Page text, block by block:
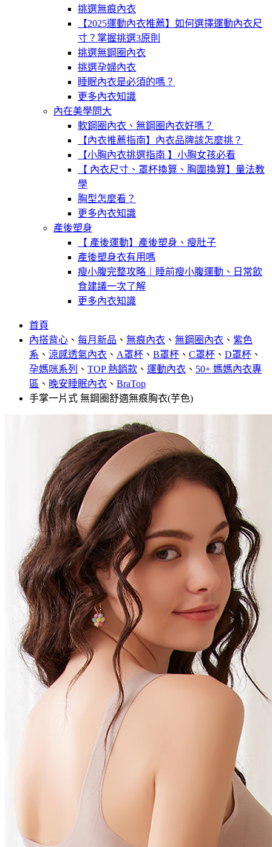
挑選無痕內衣
【2025運動內衣推薦】如何選擇運動內衣尺
寸？掌握挑選3原則
挑選無鋼圈內衣
挑選孕婦內衣
睡眠內衣是必須的嗎？
更多內衣知識
內在美學問大
軟鋼圈內衣、無鋼圈內衣好嗎？
【內衣推薦指南】內衣品牌該怎麼挑？
【小胸內衣挑選指南 】小胸女孩必看
【 內衣尺寸、罩杯換算、胸圍換算】量法教
學
胸型怎麼看？
更多內衣知識
產後塑身
【 產後運動】產後塑身、瘦肚子
產後塑身衣有用嗎
瘦小腹完整攻略｜睡前瘦小腹運動、日常飲
食建議一次了解
更多內衣知識
首頁
內搭背心 、 每月新品 、 無痕內衣 、 無鋼圈內衣 、 紫色
系 、 涼感透氣內衣 、 A罩杯 、 B罩杯 、 C罩杯 、 D罩杯 、
孕媽咪系列
、 TOP 熱銷款 、 運動內衣 、 50+ 媽媽內衣專
區 、 晚安睡眠內衣 、 BraTop
手掌一片式 無鋼圈舒適無痕胸衣(芋色)